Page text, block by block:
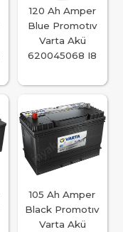
120 Ah Amper
Blue Promotıv
Varta Akü
620045068 I8
105 Ah Amper
Black Promotıv
Varta Akü